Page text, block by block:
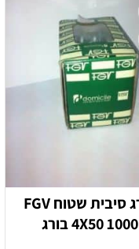
בורג סיבית שטוח FGV
4X50 1000 בורג